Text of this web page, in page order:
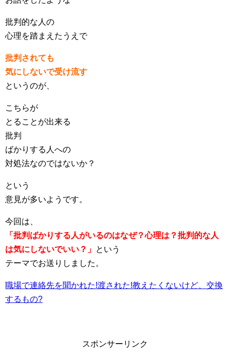
批判的な人の
心理を踏まえたうえで
批判されても
気にしないで受け流す
というのが、
こちらが
とることが出来る
批判
ばかりする人への
対処法なのではないか？
という
意見が多いようです。
今回は、
「批判ばかりする人がいるのはなぜ？心理は？批判的な人
は気にしないでいい？」 という
テーマでお送りしました。
職場で連絡先を聞かれた!渡された!教えたくないけど、交換
するもの?
スポンサーリンク